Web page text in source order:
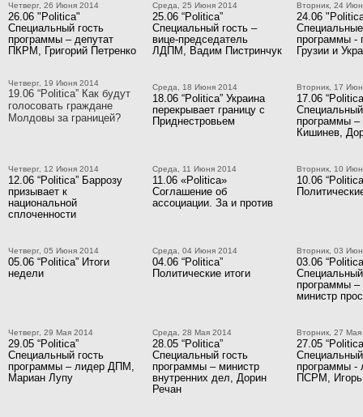
Четверг, 26 Июня 2014
26.06 "Politica"
Специальный гость
программы – депутат
ПКРМ, Григорий Петренко
Среда, 25 Июня 2014
25.06 “Politica”
Специальный гость –
вице-председатель
ЛДПМ, Вадим Пистринчук
Вторник, 24
24.06
Специальные
программы -
Грузии и
Четверг, 19 Июня 2014
19.06 “Politica” Как будут
голосовать граждане
Молдовы за границей?
Среда, 18 Июня 2014
18.06 “Politica” Украина
перекрывает границу с
Приднестровьем
Вторник, 17
17.06
Специальный
программы –
Кишинев,
Четверг, 12 Июня 2014
12.06 “Politica” Баррозу
призывает к
национальной
сплоченности
Среда, 11 Июня 2014
11.06 «Politica»
Соглашение об
ассоциации. За и против
Вторник, 10
10.06
Четверг, 05 Июня 2014
05.06 “Politica” Итоги
недели
Среда, 04 Июня 2014
04.06 “Politica”
Политические итоги
Вторник, 03
03.06
Специальный
программы
министр
Четверг, 29 Мая 2014
29.05 “Politica”
Специальный гость
программы – лидер ДПМ,
Мариан Лупу
Среда, 28 Мая 2014
28.05 “Politica”
Специальный гость
программы – министр
внутренних дел, Дорин
Речан
Вторник, 27
27.05
Специальный
программы -
ПСРМ,